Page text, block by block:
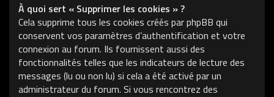
À quoi sert « Supprimer les cookies » ?
Cela supprime tous les cookies créés par phpBB qui
conservent vos paramètres d’authentification et votre
connexion au forum. Ils fournissent aussi des
fonctionnalités telles que les indicateurs de lecture des
messages (lu ou non lu) si cela a été activé par un
administrateur du forum. Si vous rencontrez des